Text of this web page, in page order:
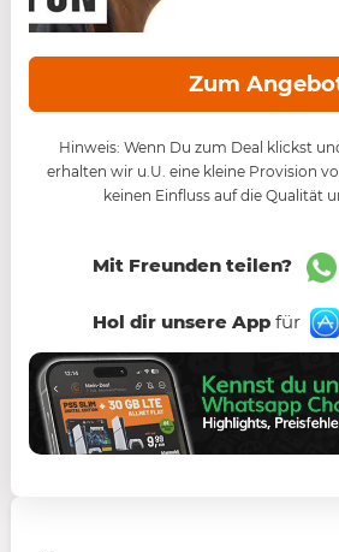
Zum
Hinweis: Wenn Du zum Deal klickst
erhalten wir u.U. eine kleine Provision
keinen Einfluss auf die Qualität
Mit Freunden teilen?
Hol dir unsere Appfür